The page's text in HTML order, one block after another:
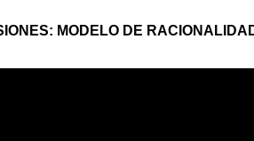
MODELO DE